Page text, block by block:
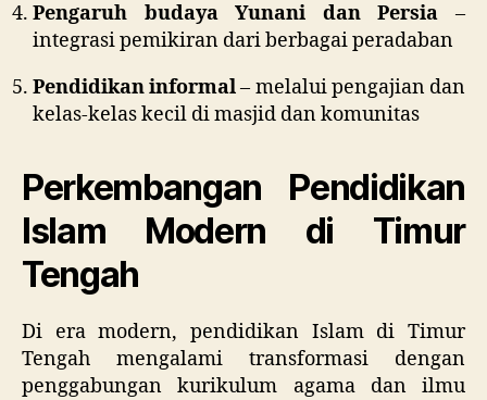
Pengaruh budaya Yunani dan Persia –
integrasi pemikiran dari berbagai peradaban
Pendidikan informal– melalui pengajian dan
kelas-kelas kecil di masjid dan komunitas
Perkembangan Pendidikan
Islam Modern di Timur
Tengah
Di era modern, pendidikan Islam di Timur
Tengah mengalami transformasi dengan
penggabungan kurikulum agama dan ilmu